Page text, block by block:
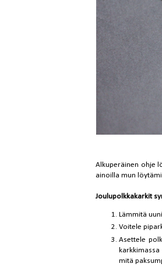
Alkuperäinen ohje
ainoilla mun
Joulupolkkakarkit
Lämmitä
Voitele
Asettele
mitä